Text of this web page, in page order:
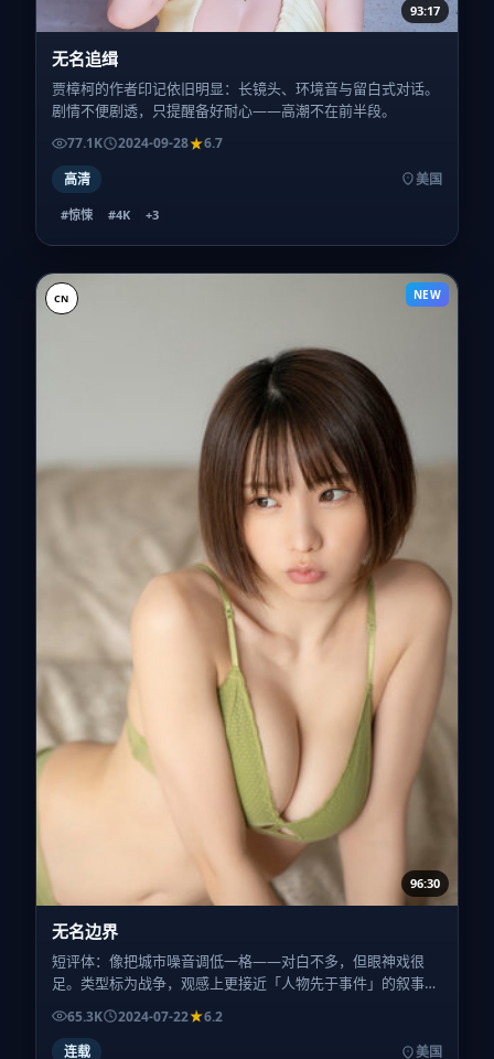
93:17
无名追缉
贾樟柯的作者印记依旧明显：长镜头、环境音与留白式对话。
剧情不便剧透，只提醒备好耐心——高潮不在前半段。
77.1K 2024-09-28
6.7
高清
美国
#惊悚 #4K +3
CN NEW
96:30
无名边界
短评体：像把城市噪音调低一格——对白不多，但眼神戏很
足。类型标为战争，观感上更接近「人物先于事件」的叙事选
65.3K 2024-07-22
6.2
连载
美国